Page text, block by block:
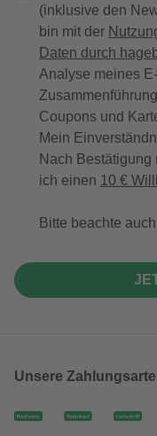
(inklusive den
bin mit der
Daten durch
Analyse meines
Coupons und
Mein
Nach
ich einen 10 €
Bitte beachte
Unsere